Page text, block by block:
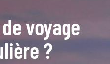
voyage
?